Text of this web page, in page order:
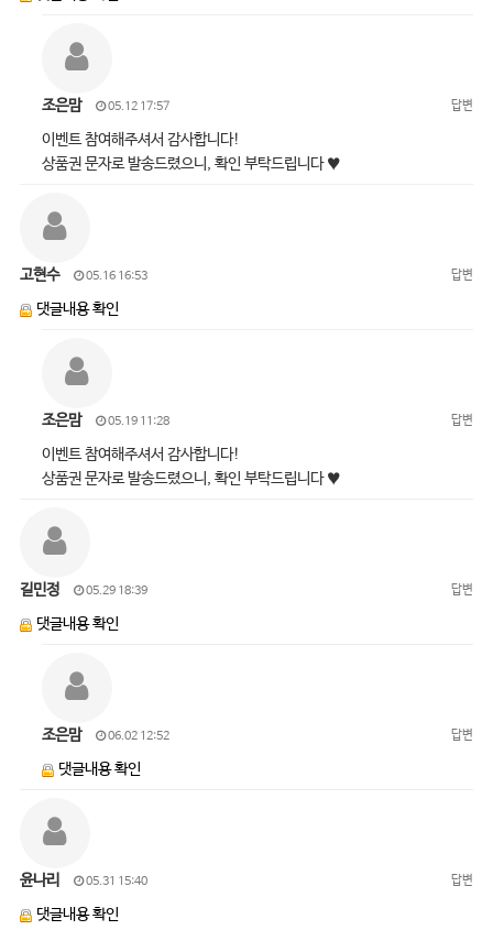
조은맘 05.12 17:57 답변
이벤트 참여해주셔서 감사합니다!
상품권 문자로 발송드렸으니, 확인 부탁드립니다 ♥
고현수 05.16 16:53 답변
댓글내용 확인
조은맘 05.19 11:28 답변
이벤트 참여해주셔서 감사합니다!
상품권 문자로 발송드렸으니, 확인 부탁드립니다 ♥
길민정 05.29 18:39 답변
댓글내용 확인
조은맘 06.02 12:52 답변
댓글내용 확인
윤나리 05.31 15:40 답변
댓글내용 확인